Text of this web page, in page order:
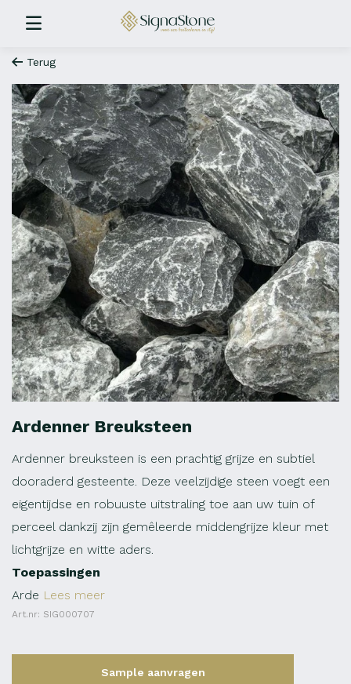
Terug
Ardenner Breuksteen
Ardenner breuksteen is een prachtig grijze en subtiel
dooraderd gesteente. Deze veelzijdige steen voegt een
eigentijdse en robuuste uitstraling toe aan uw tuin of
perceel dankzij zijn gemêleerde middengrijze kleur met
lichtgrijze en witte aders.
Toepassingen
Arde Lees meer
Art.nr: SIG000707
Sample aanvragen